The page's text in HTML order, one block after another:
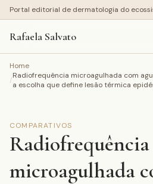
Portal editorial de dermatologia do
Rafaela Salvato
Home
/Radiofrequência microagulhada com
a escolha que define lesão térmica
COMPARATIVOS
Radiofrequência
microagulhada